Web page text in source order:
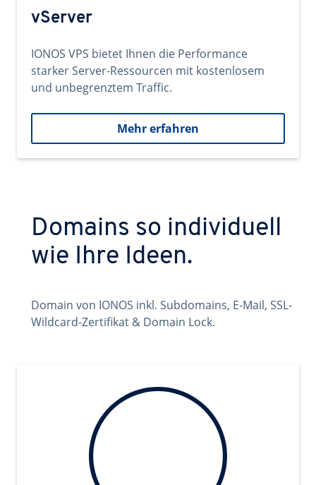
vServer
IONOS VPS bietet Ihnen die Performance
starker Server-Ressourcen mit kostenlosem
und unbegrenztem Traffic.
Mehr erfahren
Domains so individuell
wie Ihre Ideen.
Domain von IONOS inkl. Subdomains, E-Mail, SSL-
Wildcard-Zertifikat & Domain Lock.